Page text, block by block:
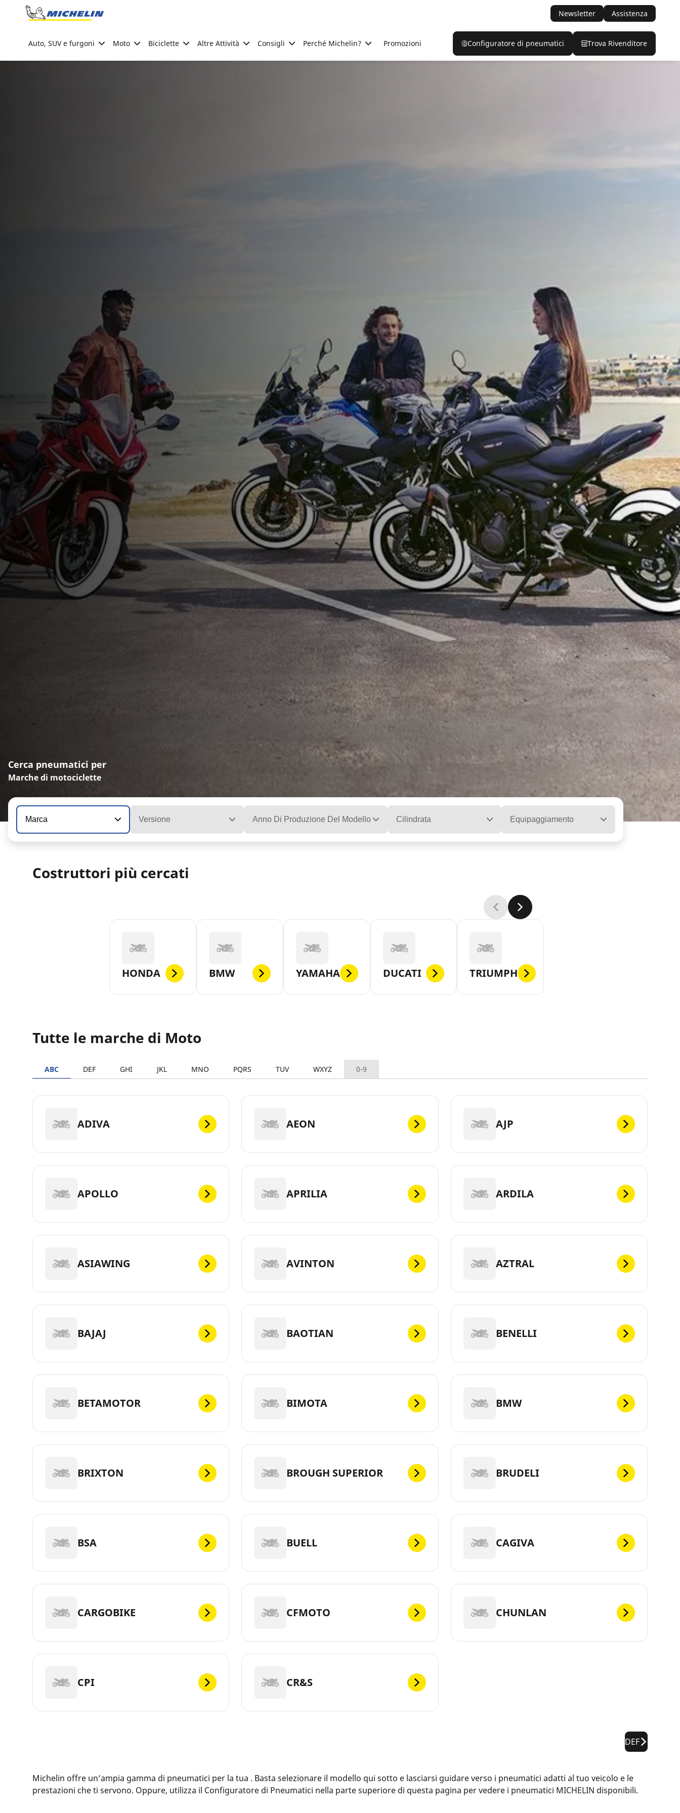
Go to page content
Newsletter Assistenza
Auto, SUV e furgoni Moto Biciclette Altre Attività Consigli Perché Michelin? Promozioni Configuratore di pneumatici Trova Rivenditore
Cerca pneumatici per
Marche di motociclette
Marca Versione Anno Di Produzione Del Modello Cilindrata Equipaggiamento
Costruttori più cercati
HONDA BMW YAMAHA DUCATI TRIUMPH
Tutte le marche di Moto
ABC DEF GHI JKL MNO PQRS TUV WXYZ 0-9
ADIVA AEON AJP
APOLLO APRILIA ARDILA
ASIAWING AVINTON AZTRAL
BAJAJ BAOTIAN BENELLI
BETAMOTOR BIMOTA BMW
BRIXTON BROUGH SUPERIOR BRUDELI
BSA BUELL CAGIVA
CARGOBIKE CFMOTO CHUNLAN
CPI CR&S
DEF
Michelin offre un’ampia gamma di pneumatici per la tua . Basta selezionare il modello qui sotto e lasciarsi guidare verso i pneumatici adatti al tuo veicolo e le
prestazioni che ti servono. Oppure, utilizza il Configuratore di Pneumatici nella parte superiore di questa pagina per vedere i pneumatici MICHELIN disponibili.